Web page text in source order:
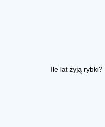
Ile lat żyją rybki?